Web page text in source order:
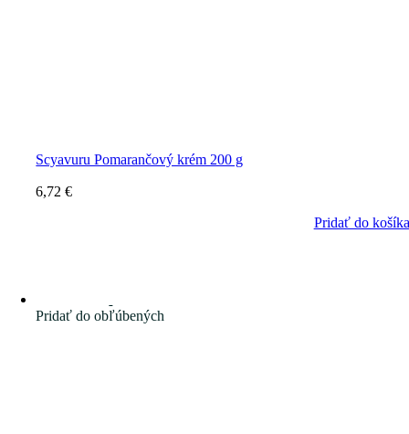
Scyavuru Pomarančový krém 200 g
6,72€
Pridať do košíka
Pridať do obľúbených